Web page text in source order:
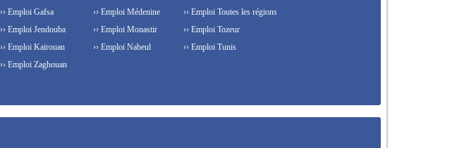
›› Emploi Gafsa
›› Emploi Jendouba
›› Emploi Kairouan
›› Emploi Médenine
›› Emploi Monastir
›› Emploi Nabeul
›› Emploi Toutes les régions
›› Emploi Tozeur
›› Emploi Tunis
›› Emploi Zaghouan